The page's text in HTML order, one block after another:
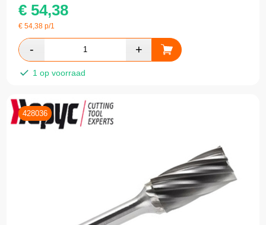
€ 54,38
€54,38 p/1
1 op voorraad
428036